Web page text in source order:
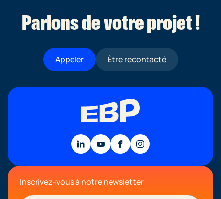
Parlons de votre projet !
Appeler Être recontacté
Inscrivez-vous à notre newsletter